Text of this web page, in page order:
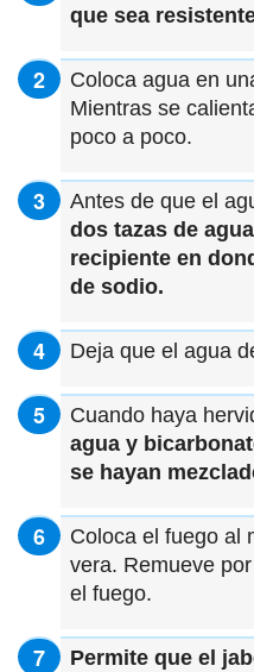
que sea
Coloca agua en
Mientras se
poco a poco.
Antes de que el
dos tazas de
recipiente en
de sodio.
Deja que el agua
Cuando haya
agua y
se hayan
Coloca el fuego al
vera. Remueve
el fuego.
Permite que el